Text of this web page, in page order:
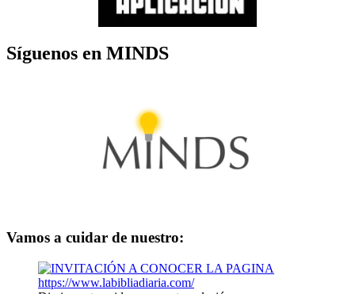
Síguenos en MINDS
Vamos a cuidar de nuestro: